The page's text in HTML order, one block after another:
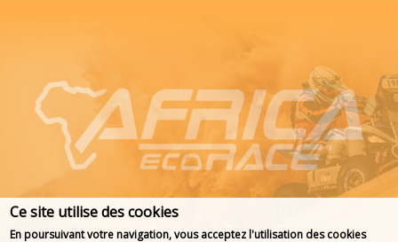
Ce site utilise des cookies
En poursuivant votre navigation, vous acceptez l'utilisation des cookies